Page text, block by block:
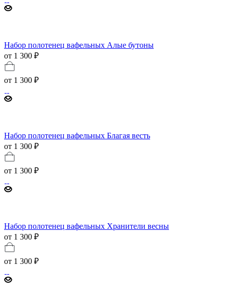
Набор полотенец вафельных Алые бутоны
от 1 300 ₽
от 1 300 ₽
Набор полотенец вафельных Благая весть
от 1 300 ₽
от 1 300 ₽
Набор полотенец вафельных Хранители весны
от 1 300 ₽
от 1 300 ₽